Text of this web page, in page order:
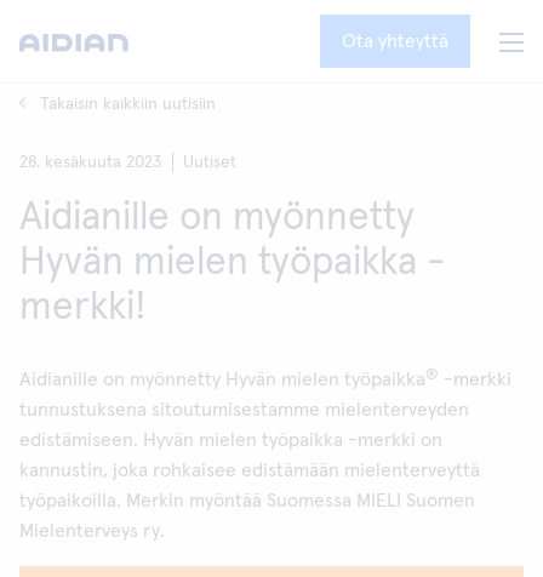
Ota yhteyttä
Takaisin kaikkiin uutisiin
28. kesäkuuta 2023 Uutiset
Aidianille on myönnetty
Hyvän mielen työpaikka -
merkki!
Aidianille on myönnetty Hyvän mielen työpaikka® -merkki
tunnustuksena sitoutumisestamme mielenterveyden
edistämiseen. Hyvän mielen työpaikka -merkki on
kannustin, joka rohkaisee edistämään mielenterveyttä
työpaikoilla. Merkin myöntää Suomessa MIELI Suomen
Mielenterveys ry.